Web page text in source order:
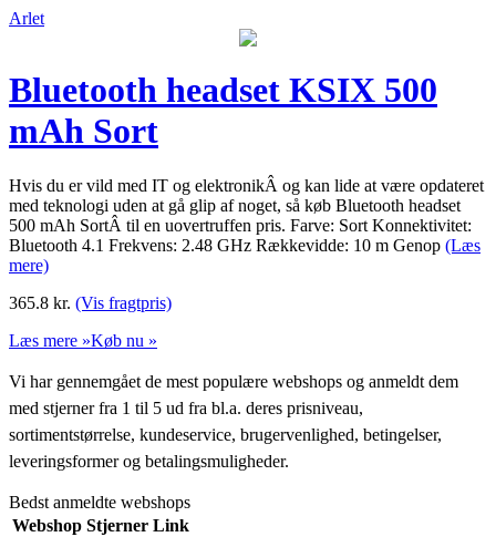
Arlet
Bluetooth headset KSIX 500
mAh Sort
Hvis du er vild med IT og elektronikÂ og kan lide at være opdateret
med teknologi uden at gå glip af noget, så køb Bluetooth headset
500 mAh SortÂ til en uovertruffen pris. Farve: Sort Konnektivitet:
Bluetooth 4.1 Frekvens: 2.48 GHz Rækkevidde: 10 m Genop (Læs
mere)
365.8 kr. (Vis fragtpris)
Læs mere »Køb nu »
Vi har gennemgået de mest populære webshops og anmeldt dem
med stjerner fra 1 til 5 ud fra bl.a. deres prisniveau,
sortimentstørrelse, kundeservice, brugervenlighed, betingelser,
leveringsformer og betalingsmuligheder.
Bedst anmeldte webshops
Webshop Stjerner Link